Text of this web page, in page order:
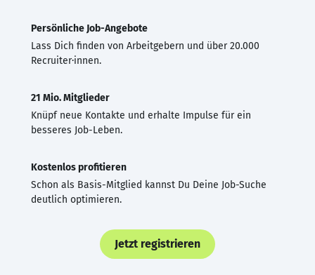
Persönliche Job-Angebote
Lass Dich finden von Arbeitgebern und über 20.000
Recruiter·innen.
21 Mio. Mitglieder
Knüpf neue Kontakte und erhalte Impulse für ein
besseres Job-Leben.
Kostenlos profitieren
Schon als Basis-Mitglied kannst Du Deine Job-Suche
deutlich optimieren.
Jetzt registrieren